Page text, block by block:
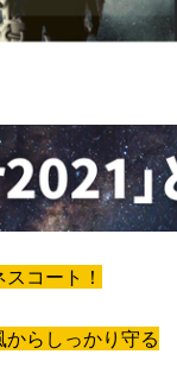
スコート！
らしっかり守る